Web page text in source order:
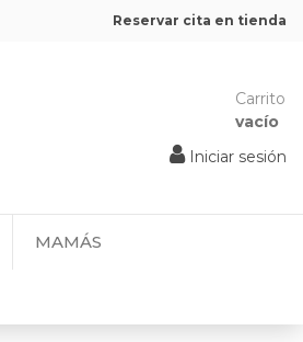
Reservar cita en tienda
Carrito
vacío
Iniciar sesión
MAMÁS